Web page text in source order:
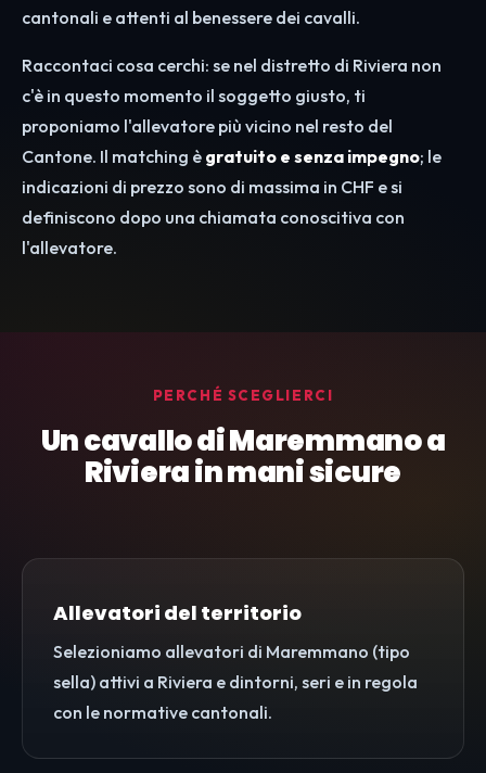
cantonali e attenti al benessere dei cavalli.
Raccontaci cosa cerchi: se nel distretto di Riviera non
c'è in questo momento il soggetto giusto, ti
proponiamo l'allevatore più vicino nel resto del
Cantone. Il matching è gratuito e senza impegno; le
indicazioni di prezzo sono di massima in CHF e si
definiscono dopo una chiamata conoscitiva con
l'allevatore.
PERCHÉ SCEGLIERCI
Un cavallo di Maremmano a
Riviera in mani sicure
Allevatori del territorio
Selezioniamo allevatori di Maremmano (tipo
sella) attivi a Riviera e dintorni, seri e in regola
con le normative cantonali.